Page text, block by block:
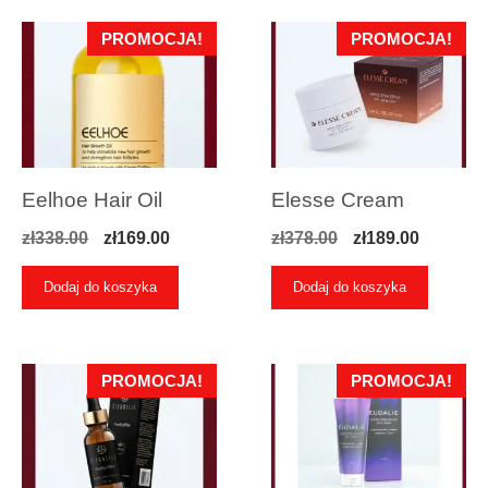
PROMOCJA!
Eelhoe Hair Oil
zł338.00
Pierwotna
cena
wynosiła:
zł169.00Aktualna
cena
Dodaj do koszyka
PROMOCJA!
Elesse Cream
zł378.00
Pierwotna
cena
wynosiła:
zł189.00
cena
Dodaj do koszyka
PROMOCJA! PROMOCJA!